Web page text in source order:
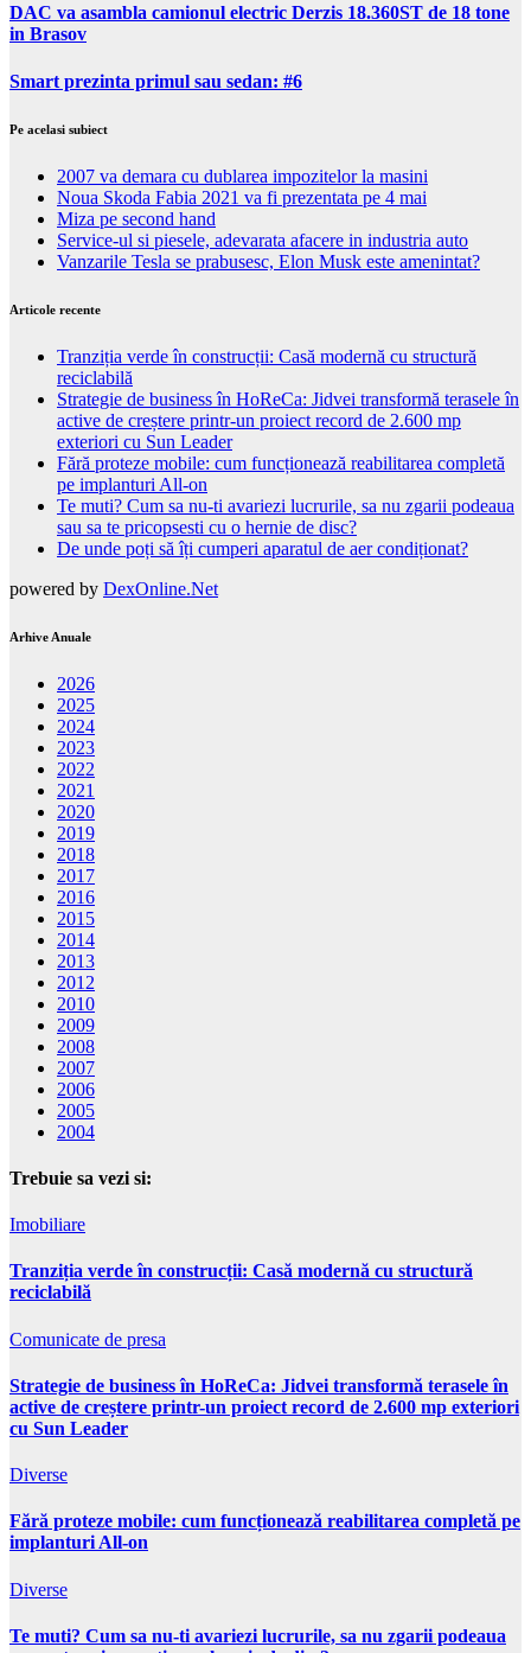
DAC va asambla camionul electric Derzis 18.360ST de 18 tone
in Brasov
Smart prezinta primul sau sedan: #6
Pe acelasi subiect
2007 va demara cu dublarea impozitelor la masini
Noua Skoda Fabia 2021 va fi prezentata pe 4 mai
Miza pe second hand
Service-ul si piesele, adevarata afacere in industria auto
Vanzarile Tesla se prabusesc, Elon Musk este amenintat?
Articole recente
Tranziția verde în construcții: Casă modernă cu structură
reciclabilă
Strategie de business în HoReCa: Jidvei transformă terasele în
active de creștere printr-un proiect record de 2.600 mp
exteriori cu Sun Leader
Fără proteze mobile: cum funcționează reabilitarea completă
pe implanturi All-on
Te muti? Cum sa nu-ti avariezi lucrurile, sa nu zgarii podeaua
sau sa te pricopsesti cu o hernie de disc?
De unde poți să îți cumperi aparatul de aer condiționat?
powered by DexOnline.Net
Arhive Anuale
2026
2025
2024
2023
2022
2021
2020
2019
2018
2017
2016
2015
2014
2013
2012
2010
2009
2008
2007
2006
2005
2004
Trebuie sa vezi si:
Imobiliare
Tranziția verde în construcții: Casă modernă cu structură
reciclabilă
Comunicate de presa
Strategie de business în HoReCa: Jidvei transformă terasele în
active de creștere printr-un proiect record de 2.600 mp exteriori
cu Sun Leader
Diverse
Fără proteze mobile: cum funcționează reabilitarea completă pe
implanturi All-on
Diverse
Te muti? Cum sa nu-ti avariezi lucrurile, sa nu zgarii podeaua